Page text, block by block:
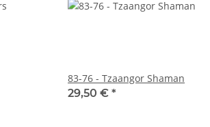
83-76 - Tzaangor Shaman
29,50 € *